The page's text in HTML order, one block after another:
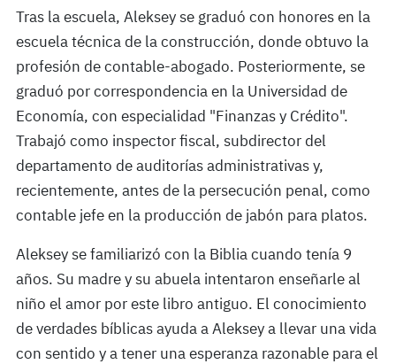
Tras la escuela, Aleksey se graduó con honores en la
escuela técnica de la construcción, donde obtuvo la
profesión de contable-abogado. Posteriormente, se
graduó por correspondencia en la Universidad de
Economía, con especialidad "Finanzas y Crédito".
Trabajó como inspector fiscal, subdirector del
departamento de auditorías administrativas y,
recientemente, antes de la persecución penal, como
contable jefe en la producción de jabón para platos.
Aleksey se familiarizó con la Biblia cuando tenía 9
años. Su madre y su abuela intentaron enseñarle al
niño el amor por este libro antiguo. El conocimiento
de verdades bíblicas ayuda a Aleksey a llevar una vida
con sentido y a tener una esperanza razonable para el